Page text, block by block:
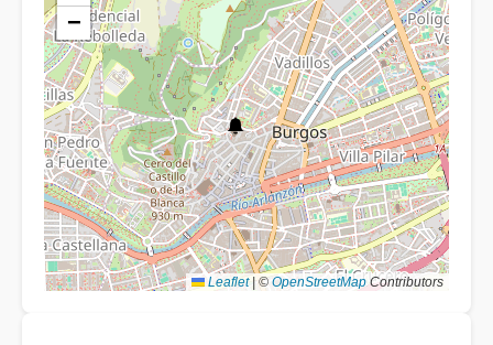
−
Leaflet ©OpenStreetMapContributors